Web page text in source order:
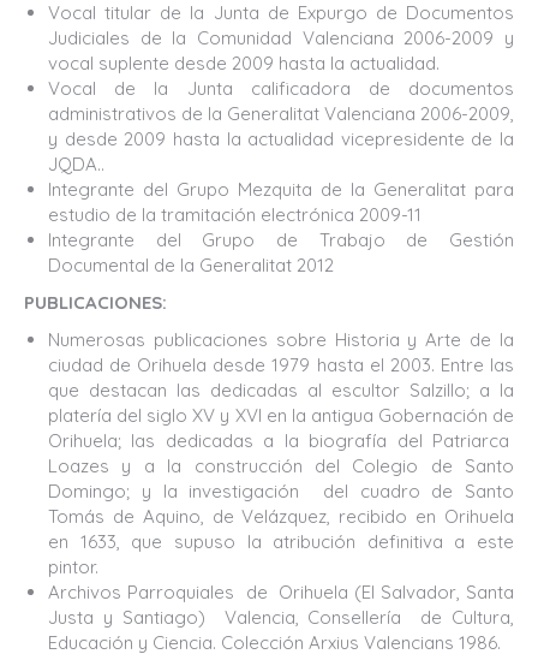
Vocal titular de la Junta de Expurgo de Documentos
Judiciales de la Comunidad Valenciana 2006-2009 y
vocal suplente desde 2009 hasta la actualidad.
Vocal de la Junta calificadora de documentos
administrativos de la Generalitat Valenciana 2006-2009,
y desde 2009 hasta la actualidad vicepresidente de la
JQDA..
Integrante del Grupo Mezquita de la Generalitat para
estudio de la tramitación electrónica 2009-11
Integrante del Grupo de Trabajo de Gestión
Documental de la Generalitat 2012
PUBLICACIONES:
Numerosas publicaciones sobre Historia y Arte de la
ciudad de Orihuela desde 1979 hasta el 2003. Entre las
que destacan las dedicadas al escultor Salzillo; a la
platería del siglo XV y XVI en la antigua Gobernación de
Orihuela; las dedicadas a la biografía del Patriarca
Loazes y a la construcción del Colegio de Santo
Domingo; y la investigación del cuadro de Santo
Tomás de Aquino, de Velázquez, recibido en Orihuela
en 1633, que supuso la atribución definitiva a este
pintor.
Archivos Parroquiales de Orihuela (El Salvador, Santa
Justa y Santiago) Valencia, Consellería de Cultura,
Educación y Ciencia. Colección Arxius Valencians 1986.